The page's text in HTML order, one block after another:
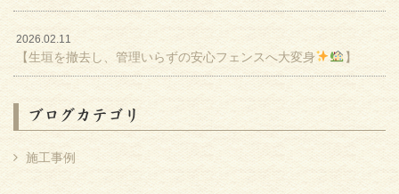
2026.02.11
【生垣を撤去し、管理いらずの安心フェンスへ大変身 】
ブログカテゴリ
施工事例